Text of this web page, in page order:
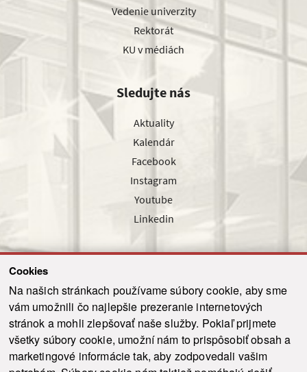
Cookies
Na našich stránkach používame súbory cookie, aby sme
vám umožnili čo najlepšie prezeranie internetových
stránok a mohli zlepšovať naše služby. Pokiaľ prijmete
všetky súbory cookie, umožní nám to prispôsobiť obsah a
marketingové informácie tak, aby zodpovedali vašim
Vedenie univerzity
Rektorát
KU v médiách
Sledujte nás
Aktuality
Kalendár
Facebook
Instagram
Youtube
Linkedin
Odoslať